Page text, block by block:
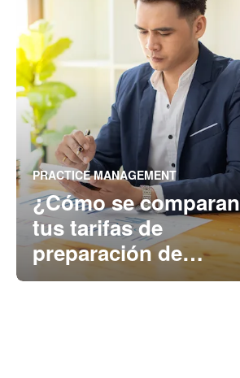
PRACTICE MANAGEMENT
¿Cómo se comparan
tus tarifas de
preparación de
impuestos?